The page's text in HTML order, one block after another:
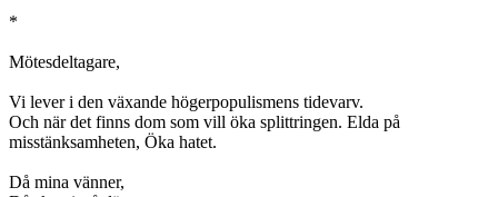
*
Mötesdeltagare,
Vi lever i den växande högerpopulismens tidevarv.
Och när det finns dom som vill öka splittringen. Elda på
misstänksamheten, Öka hatet.
Då mina vänner,